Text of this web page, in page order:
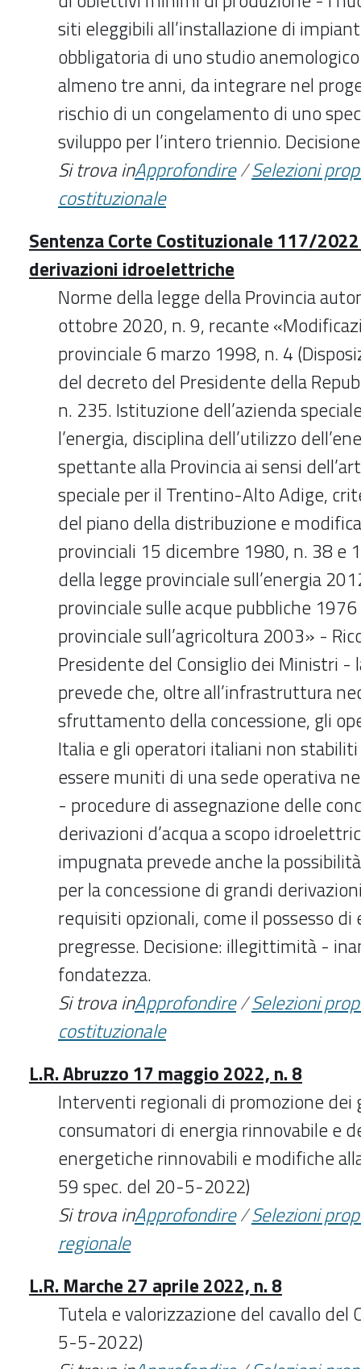
siti eleggibili all’installazione di
obbligatoria di uno studio
almeno tre anni, da integrare nel
rischio di un congelamento di uno
sviluppo per l’intero triennio.
Si trova inApprofondire/Selezioni
costituzionale
Sentenza Corte Costituzionale 117/
derivazioni idroelettriche
Norme della legge della Provincia
ottobre 2020, n. 9, recante
provinciale 6 marzo 1998, n. 4
del decreto del Presidente della
n. 235. Istituzione dell’azienda
l’energia, disciplina dell’utilizzo
spettante alla Provincia ai sensi
speciale per il Trentino-Alto Adige,
del piano della distribuzione e
provinciali 15 dicembre 1980, n. 38 e
della legge provinciale sull’energia
provinciale sulle acque pubbliche
provinciale sull’agricoltura 2003» -
Presidente del Consiglio dei Ministri -
prevede che, oltre all’infrastruttura
sfruttamento della concessione, gli
Italia e gli operatori italiani non
essere muniti di una sede operativa
- procedure di assegnazione delle
derivazioni d’acqua a scopo
impugnata prevede anche la
per la concessione di grandi
requisiti opzionali, come il possesso di
pregresse. Decisione: illegittimità -
fondatezza.
Si trova inApprofondire/Selezioni
costituzionale
L.R. Abruzzo 17 maggio 2022, n. 8
Interventi regionali di promozione dei
consumatori di energia rinnovabile e
energetiche rinnovabili e modifiche
59 spec. del 20-5-2022)
Si trova inApprofondire/Selezioni
regionale
L.R. Marche 27 aprile 2022, n. 8
Tutela e valorizzazione del cavallo del
5-5-2022)